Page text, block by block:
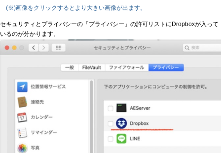
(※)画像をクリックするとより大きい画像が出ます。
セキュリティとプライバシーの「プライバシー」の許可リストにDropboxが入って
いるのが分かります。